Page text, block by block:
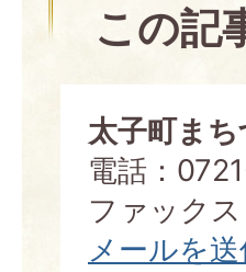
この記
太子町ま
電話：
ファック
メールを